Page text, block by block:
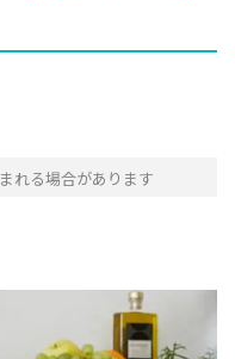
れる場合があります